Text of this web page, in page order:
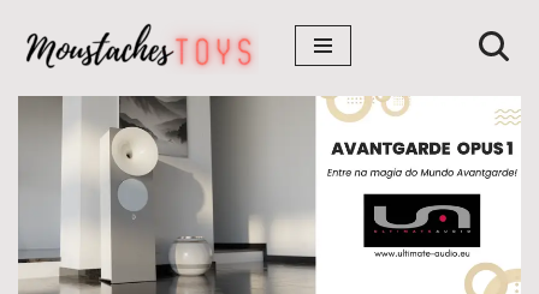
Avançar
para
conteúdo